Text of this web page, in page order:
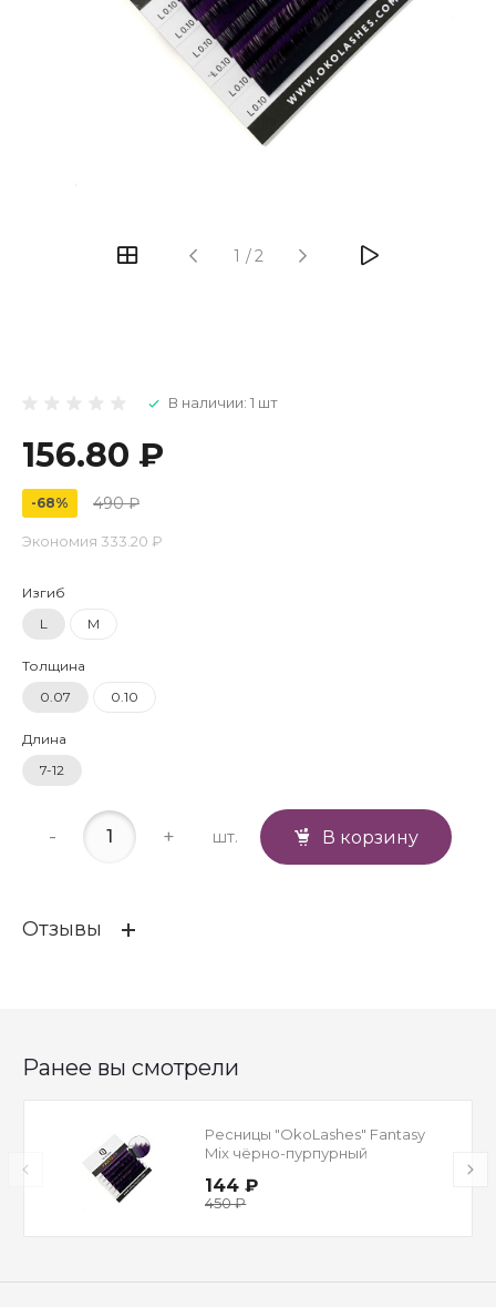
1 /2
В наличии: 1 шт
156.80 ₽
-68% 490 ₽
Экономия 333.20 ₽
Изгиб
L
M
Толщина
0.07
0.10
Длина
7-12
- + шт. В корзину
Отзывы
Ранее вы смотрели
Ресницы "OkoLashes" Fantasy
Mix чёрно-пурпурный
144 ₽
450 ₽